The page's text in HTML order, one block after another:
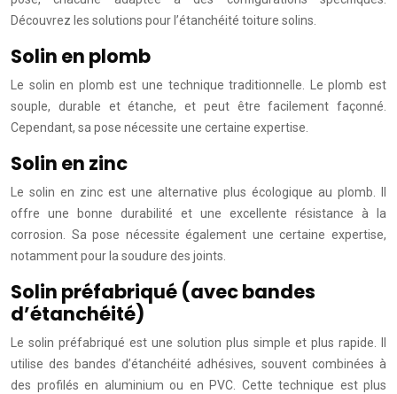
Découvrez les solutions pour l’étanchéité toiture solins.
Solin en plomb
Le solin en plomb est une technique traditionnelle. Le plomb est
souple, durable et étanche, et peut être facilement façonné.
Cependant, sa pose nécessite une certaine expertise.
Solin en zinc
Le solin en zinc est une alternative plus écologique au plomb. Il
offre une bonne durabilité et une excellente résistance à la
corrosion. Sa pose nécessite également une certaine expertise,
notamment pour la soudure des joints.
Solin préfabriqué (avec bandes
d’étanchéité)
Le solin préfabriqué est une solution plus simple et plus rapide. Il
utilise des bandes d’étanchéité adhésives, souvent combinées à
des profilés en aluminium ou en PVC. Cette technique est plus